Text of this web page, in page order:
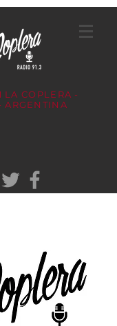
LA COPLERA -
ARGENTINA